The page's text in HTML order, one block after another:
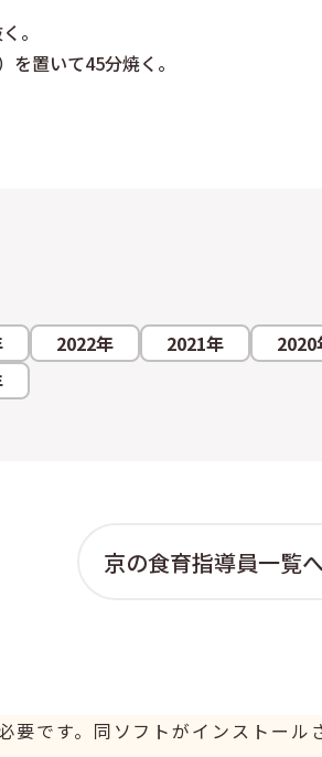
。
置いて45分焼く。
2022年 2021年 2020
京の食育指導員一覧
です。同ソフトがインストー